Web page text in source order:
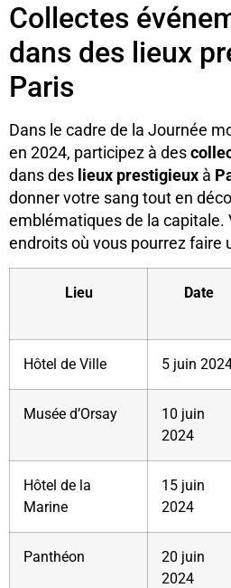
Collectes
dans des lieux
Paris
Dans le cadre de la Journée
en 2024, participez à des
dans des lieux prestigieux à
donner votre sang tout en
emblématiques de la capitale.
endroits où vous pourrez faire
Lieu Date
Hôtel de Ville 5 juin
Musée d’Orsay
10 juin
2024
Hôtel de la
Marine
15 juin
2024
Panthéon
20 juin
2024